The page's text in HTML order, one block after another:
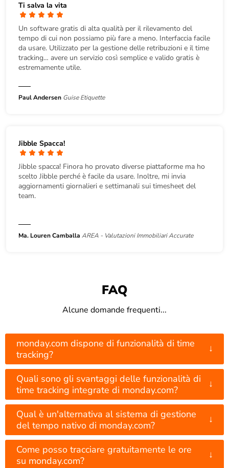
Ti salva la vita
Un software gratis di alta qualità per il rilevamento del
tempo di cui non possiamo più fare a meno. Interfaccia facile
da usare. Utilizzato per la gestione delle retribuzioni e il time
tracking… avere un servizio così semplice e valido gratis è
estremamente utile.
Paul Andersen Guise Etiquette
Jibble Spacca!
Jibble spacca! Finora ho provato diverse piattaforme ma ho
scelto Jibble perché è facile da usare. Inoltre, mi invia
aggiornamenti giornalieri e settimanali sui timesheet del
team.
Ma. Louren Camballa AREA - Valutazioni Immobiliari Accurate
FAQ
Alcune domande frequenti...
monday.com dispone di funzionalità di time
tracking?
↓
Quali sono gli svantaggi delle funzionalità di
time tracking integrate di monday.com?
↓
Qual è un'alternativa al sistema di gestione
del tempo nativo di monday.com?
↓
Come posso tracciare gratuitamente le ore
su monday.com?
↓